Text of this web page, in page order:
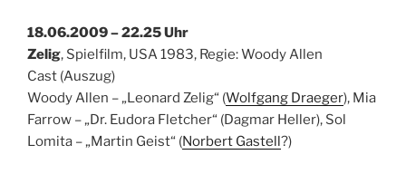
18.06.2009 – 22.25 Uhr
Zelig, Spielfilm, USA 1983, Regie: Woody Allen
Cast (Auszug)
Woody Allen – „Leonard Zelig“ (Wolfgang Draeger), Mia
Farrow – „Dr. Eudora Fletcher“ (Dagmar Heller), Sol
Lomita – „Martin Geist“ (Norbert Gastell?)